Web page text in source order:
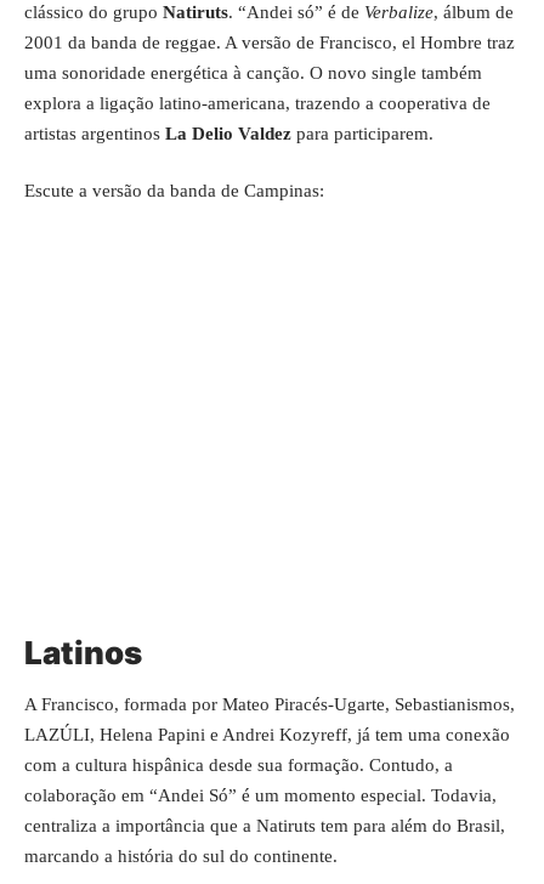
clássico do grupo Natiruts. “Andei só” é de Verbalize, álbum de
2001 da banda de reggae. A versão de Francisco, el Hombre traz
uma sonoridade energética à canção. O novo single também
explora a ligação latino-americana, trazendo a cooperativa de
artistas argentinos La Delio Valdez para participarem.
Escute a versão da banda de Campinas:
Latinos
A Francisco, formada por Mateo Piracés-Ugarte, Sebastianismos,
LAZÚLI, Helena Papini e Andrei Kozyreff, já tem uma conexão
com a cultura hispânica desde sua formação. Contudo, a
colaboração em “Andei Só” é um momento especial. Todavia,
centraliza a importância que a Natiruts tem para além do Brasil,
marcando a história do sul do continente.